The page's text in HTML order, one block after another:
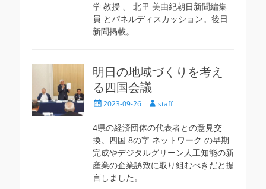
学 教授 、 北里 美由紀朝日新聞編集
員 とパネルディスカッション。後日
新聞掲載。
明日の地域づくりを考え
る四国会議
投
日
2023-09-26
投
者
staff
4県の経済団体の代表者との意見交
換。四国 8の字 ネットワーク の早期
完成やデジタルグリーン人工知能の新
産業の企業誘致に取り組むべきだと提
言しました。